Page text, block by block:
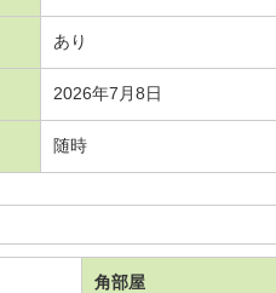
あり
2026年7月8日
随時
角部屋